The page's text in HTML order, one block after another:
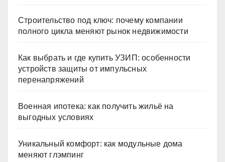
Строительство под ключ: почему компании
полного цикла меняют рынок недвижимости
Как выбрать и где купить УЗИП: особенности
устройств защиты от импульсных
перенапряжений
Военная ипотека: как получить жильё на
выгодных условиях
Уникальный комфорт: как модульные дома
меняют глэмпинг